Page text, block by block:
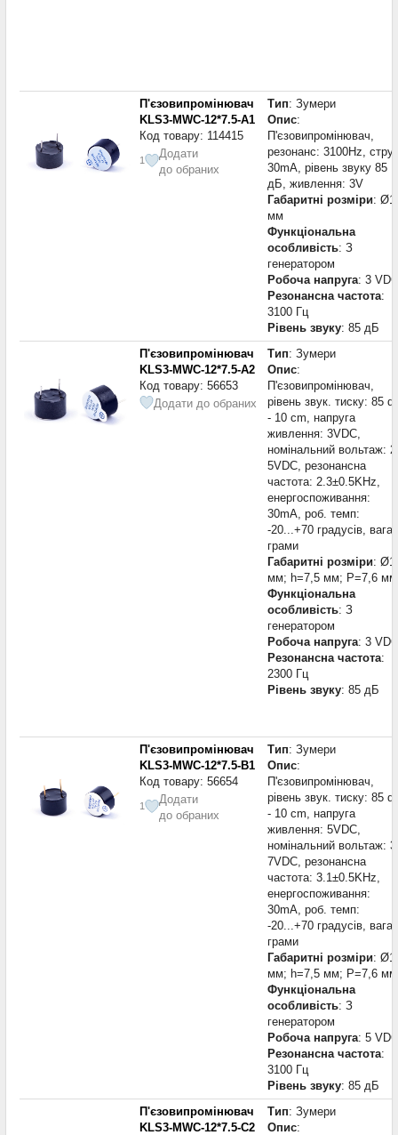
П'єзовипромінювач
KLS3-MWC-12*7.5-A1
Код товару: 114415
1
Додати
до обраних
Тип: Зумери
Опис:
П'єзовипромінювач,
резонанс: 3100Hz,
30mA, рівень звуку 85
дБ, живлення: 3V
Габаритні розміри:
мм
Функціональна
особливість: З
генератором
Робоча напруга: 3 VDC
Резонансна частота:
3100 Гц
Рівень звуку: 85 дБ
П'єзовипромінювач
KLS3-MWC-12*7.5-A2
Код товару: 56653
Додати до обраних
Тип: Зумери
Опис:
П'єзовипромінювач,
рівень звук. тиску: 85
- 10 cm, напруга
живлення: 3VDC,
номінальний вольтаж:
5VDC, резонансна
частота: 2.3±0.5KHz,
енергоспоживання:
30mA, роб. темп:
-20...+70 градусів,
грами
Габаритні розміри:
мм; h=7,5 мм; P=7,6 мм
Функціональна
особливість: З
генератором
Робоча напруга: 3 VDC
Резонансна частота:
2300 Гц
Рівень звуку: 85 дБ
П'єзовипромінювач
KLS3-MWC-12*7.5-B1
Код товару: 56654
1
Додати
до обраних
Тип: Зумери
Опис:
П'єзовипромінювач,
рівень звук. тиску: 85
- 10 cm, напруга
живлення: 5VDC,
номінальний вольтаж:
7VDC, резонансна
частота: 3.1±0.5KHz,
енергоспоживання:
30mA, роб. темп:
-20...+70 градусів,
грами
Габаритні розміри:
мм; h=7,5 мм; P=7,6 мм
Функціональна
особливість: З
генератором
Робоча напруга: 5 VDC
Резонансна частота:
3100 Гц
Рівень звуку: 85 дБ
П'єзовипромінювач
KLS3-MWC-12*7.5-C2
Тип: Зумери
Опис: